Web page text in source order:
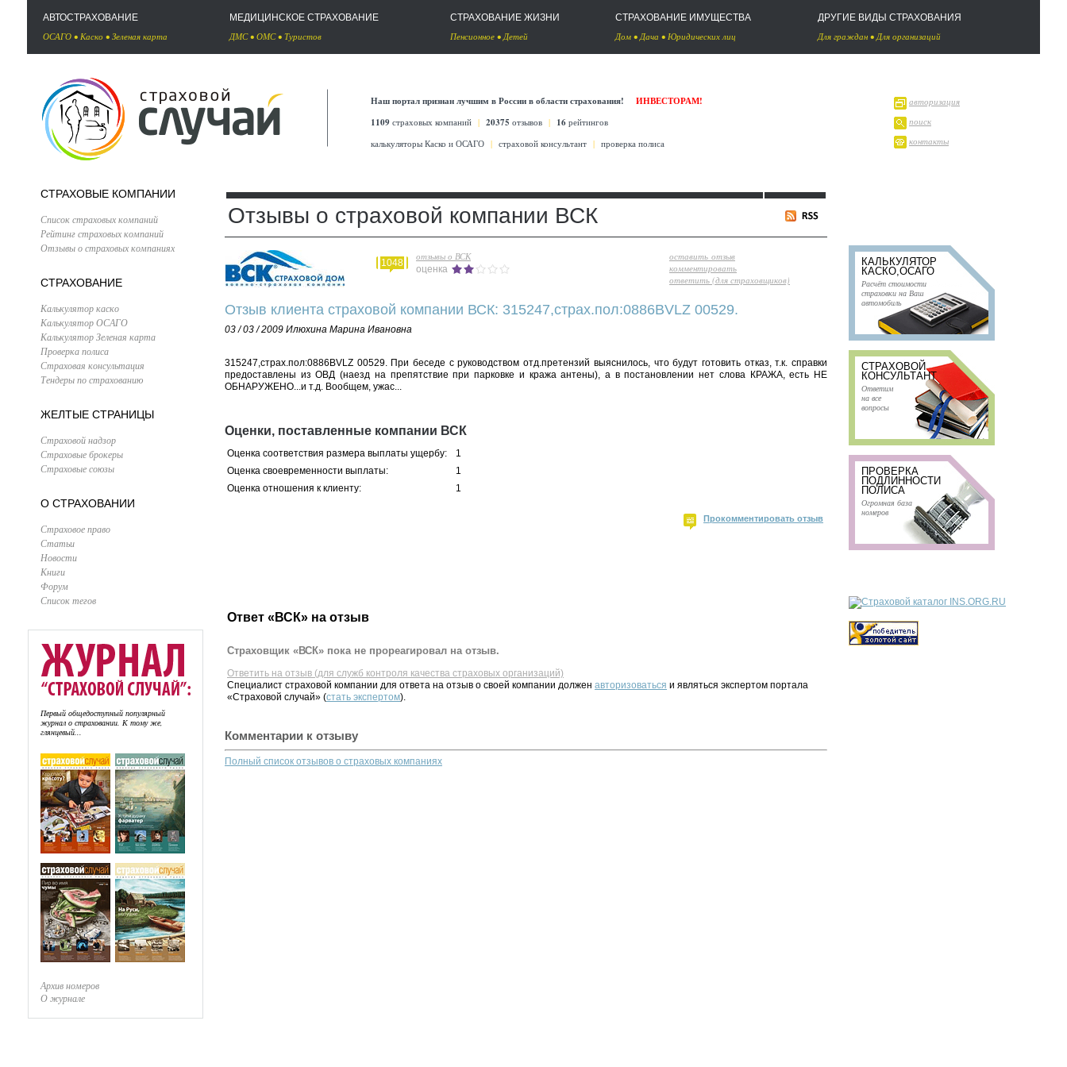
АВТОСТРАХОВАНИЕ
ОСАГО • Каско • Зеленая карта
МЕДИЦИНСКОЕ СТРАХОВАНИЕ
ДМС• ОМС• Туристов
СТРАХОВАНИЕ ЖИЗНИ
Пенсионное •Детей
СТРАХОВАНИЕ ИМУЩЕСТВА
Дом •Дача • Юридических лиц
ДРУГИЕ ВИДЫ СТРАХОВАНИЯ
Для граждан •Для организаций
Наш портал признан лучшим в России в области страхования!
ИНВЕСТОРАМ!
1109 страховых компаний | 20375 отзывов | 16 рейтингов
калькуляторы Каско и ОСАГО | страховой консультант | проверка полиса
авторизация
поиск
контакты
СТРАХОВЫЕ КОМПАНИИ
Список страховых компаний
Рейтинг страховых компаний
Отзывы о страховых компаниях
СТРАХОВАНИЕ
Калькулятор каско
Калькулятор ОСАГО
Калькулятор Зеленая карта
Проверка полиса
Страховая консультация
Тендеры по страхованию
ЖЕЛТЫЕ СТРАНИЦЫ
Страховой надзор
Страховые брокеры
Страховые союзы
О СТРАХОВАНИИ
Страховое право
Статьи
Новости
Книги
Форум
Список тегов
Первый общедоступный популярный
журнал о страховании. К тому же,
глянцевый...
Архив номеров
О журнале
Отзывы о страховой компании ВСК
1048
отзывы о ВСК
оценка
оставить отзыв
комментировать
ответить (для страховщиков)
Отзыв клиента страховой компании ВСК: 315247,страх.пол:0886BVLZ 00529.
03 / 03 / 2009 Илюхина Марина Ивановна
315247,страх.пол:0886BVLZ 00529. При беседе с руководством отд.претензий выяснилось, что будут готовить отказ, т.к. справки
предоставлены из ОВД (наезд на препятствие при парковке и кража антены), а в постановлении нет слова КРАЖА, есть НЕ
ОБНАРУЖЕНО...и т.д. Вообщем, ужас...
Оценки, поставленные компании ВСК
Оценка соответствия размера выплаты ущербу:
1
Оценка своевременности выплаты:
1
Оценка отношения к клиенту:
1
Прокомментировать отзыв
Ответ «ВСК» на отзыв
Страховщик «ВСК» пока не прореагировал на отзыв.
Ответить на отзыв (для служб контроля качества страховых организаций)
Специалист страховой компании для ответа на отзыв о своей компании должен авторизоваться и являться экспертом портала
«Страховой случай» (стать экспертом).
Комментарии к отзыву
Полный список отзывов о страховых компаниях
КАЛЬКУЛЯТОР
КАСКО,ОСАГО
Расчёт стоимости
страховки на Ваш
автомобиль
СТРАХОВОЙ
КОНСУЛЬТАНТ
Ответим
на все
вопросы
ПРОВЕРКА
ПОДЛИННОСТИ
ПОЛИСА
Огромная база
номеров